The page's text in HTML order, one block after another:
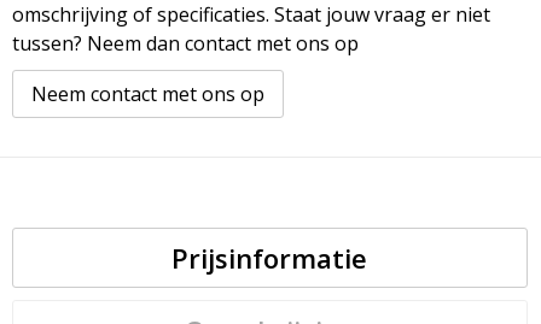
omschrijving of specificaties. Staat jouw vraag er niet
tussen? Neem dan contact met ons op
Neem contact met ons op
Prijsinformatie